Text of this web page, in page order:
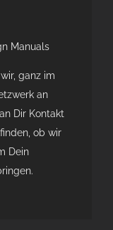
Manuals
ganz im
an
Dir Kontakt
ob wir
Dein